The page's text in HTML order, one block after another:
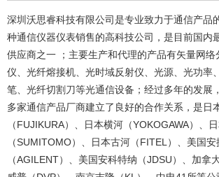
深圳沃思睿科技有限公司是专业致力于通信产品
种通信仪器仪表销售的高科技公司，是目前国内
供应商之一 ；主要生产和代理的产品有矢量网络
仪、光纤熔接机、光时域反射仪、光源、光功率
笔、光纤切割刀等光通信设备；经过多年的发展
多家通信产品厂商建立了良好的合作关系，是日
（FUJIKURA）、日本横河（YOKOGAWA）、
（SUMITOMO）、日本古河（FITEL）、美国安
（AGILENT）、美国安科特纳（JDSU）、加拿